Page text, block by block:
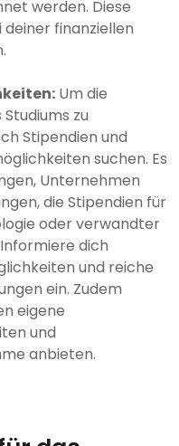
werden. Diese
finanziellen
Um die
zu
Stipendien und
suchen. Es
Unternehmen
die Stipendien für
oder verwandter
dich
und reiche
ein. Zudem
eigene
und
anbieten.